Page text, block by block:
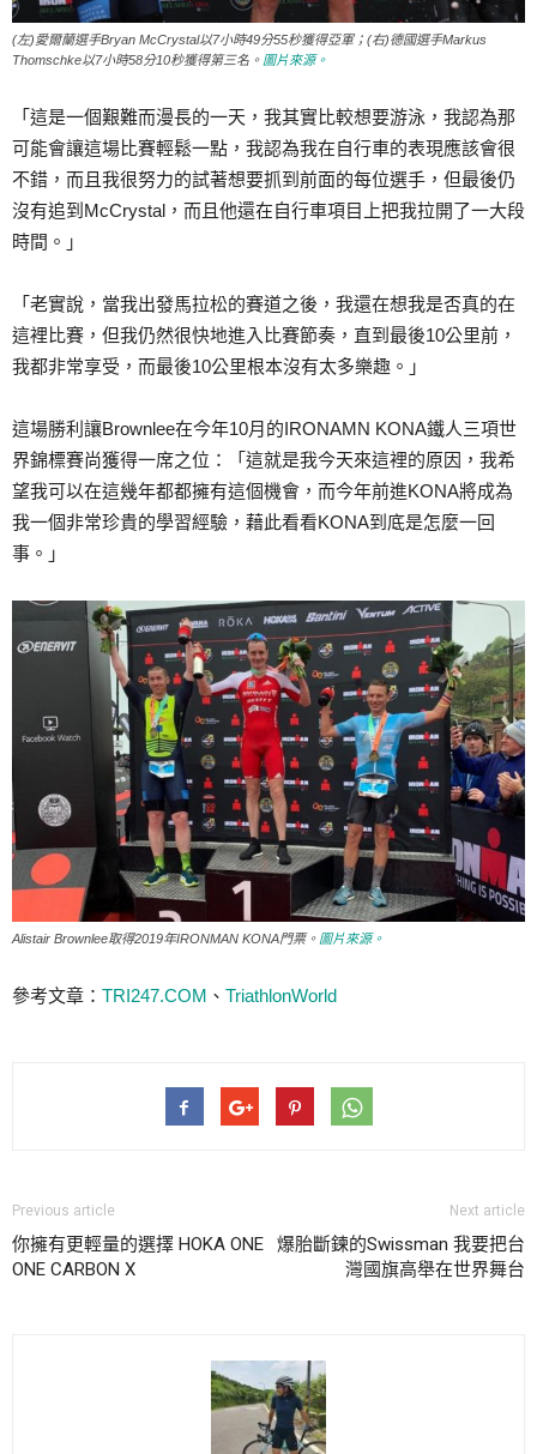
(左)愛爾蘭選手Bryan McCrystal以7小時49分55秒獲得亞軍；(右)德國選手Markus
Thomschke以7小時58分10秒獲得第三名。 圖片來源。
「這是一個艱難而漫長的一天，我其實比較想要游泳，我認為那
可能會讓這場比賽輕鬆一點，我認為我在自行車的表現應該會很
不錯，而且我很努力的試著想要抓到前面的每位選手，但最後仍
沒有追到McCrystal，而且他還在自行車項目上把我拉開了一大段
時間。」
「老實說，當我出發馬拉松的賽道之後，我還在想我是否真的在
這裡比賽，但我仍然很快地進入比賽節奏，直到最後10公里前，
我都非常享受，而最後10公里根本沒有太多樂趣。」
這場勝利讓Brownlee在今年10月的IRONAMN KONA鐵人三項世
界錦標賽尚獲得一席之位：「這就是我今天來這裡的原因，我希
望我可以在這幾年都都擁有這個機會，而今年前進KONA將成為
我一個非常珍貴的學習經驗，藉此看看KONA到底是怎麼一回
事。」
Alistair Brownlee取得2019年IRONMAN KONA門票。 圖片來源。
參考文章： TRI247.COM 、 TriathlonWorld
Previous article
你擁有更輕量的選擇 HOKA ONE
ONE CARBON X
Next article
爆胎斷鍊的Swissman 我要把台
灣國旗高舉在世界舞台